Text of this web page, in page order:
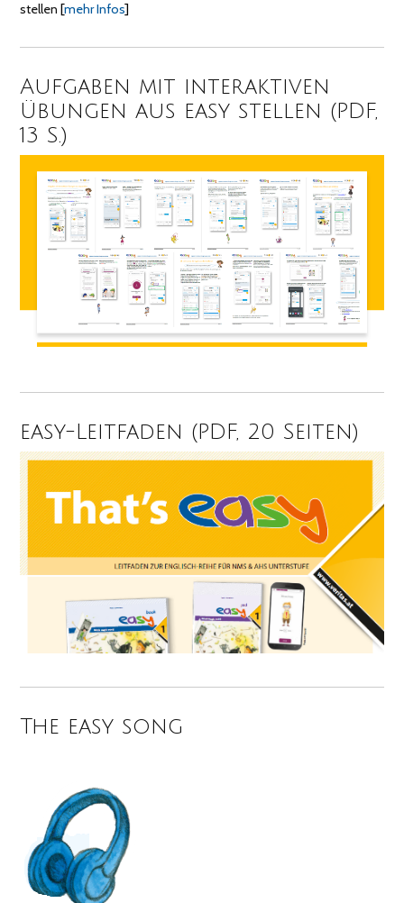
stellen [mehr Infos]
Aufgaben mit interaktiven
Übungen aus easy stellen (PDF,
13 S.)
easy-Leitfaden (PDF, 20 Seiten)
The easy song